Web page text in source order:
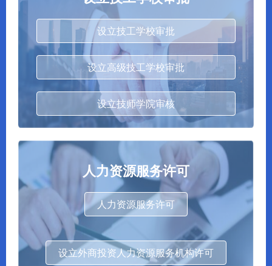
设立技工学校审批
设立高级技工学校审批
设立技师学院审核
人力资源服务许可
人力资源服务许可
设立外商投资人力资源服务机构许可